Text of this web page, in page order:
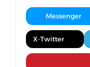
Messenger
X-Twitter